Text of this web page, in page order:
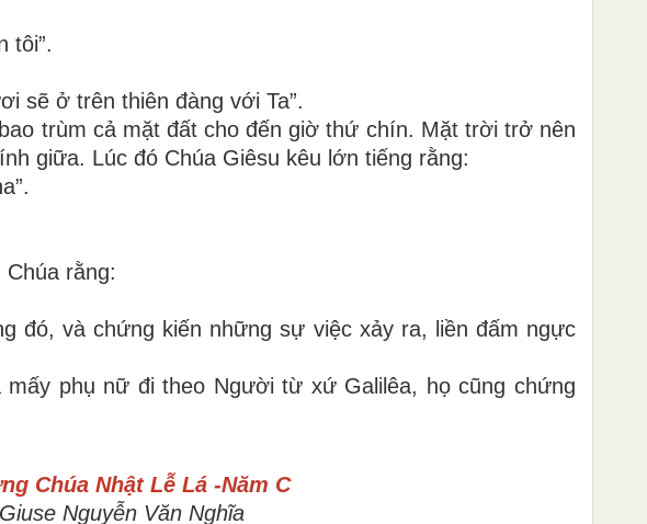
tôi”.
sẽ ở trên thiên đàng với Ta”.
trùm cả mặt đất cho đến giờ thứ chín. Mặt trời trở nên
giữa. Lúc đó Chúa Giêsu kêu lớn tiếng rằng:
rằng:
đó, và chứng kiến những sự việc xảy ra, liền đấm ngực
phụ nữ đi theo Người từ xứ Galilêa, họ cũng chứng
Chúa Nhật Lễ Lá -Năm C
Nguyễn Văn Nghĩa